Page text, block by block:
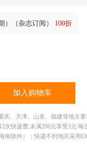
）（杂志订阅） 100折
加入购物车
庆、天津、山东、福建等地主
快递费,未满298元享受3元/每
除外）；快递不到地区采用